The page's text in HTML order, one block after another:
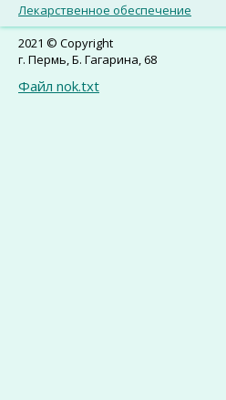
Лекарственное обеспечение
2021 © Copyright
г. Пермь, Б. Гагарина, 68
Файл nok.txt